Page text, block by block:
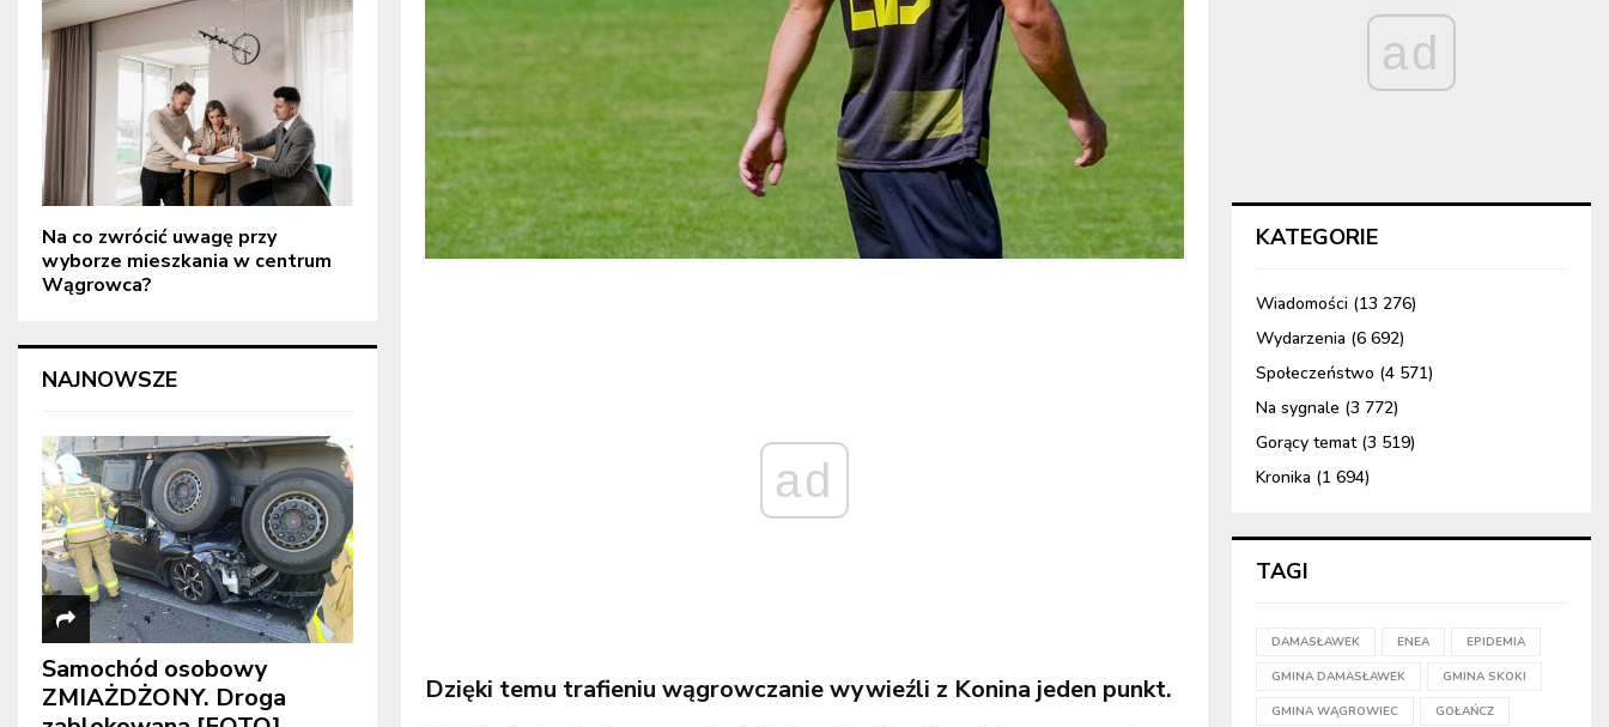
ad
Dzięki temu trafieniu wągrowczanie wywieźli z Konina jeden punkt.
Na co zwrócić uwagę przy
wyborze mieszkania w centrum
Wągrowca?
NAJNOWSZE
Samochód osobowy
ZMIAŻDŻONY. Droga
ad
KATEGORIE
Wiadomości (13 276)
Wydarzenia (6 692)
Społeczeństwo (4 571)
Na sygnale (3 772)
Gorący temat(3 519)
Kronika (1 694)
TAGI
DAMASŁAWEK ENEA EPIDEMIA
GMINA DAMASŁAWEK GMINA SKOKI
GMINA WĄGROWIEC GOŁAŃCZ